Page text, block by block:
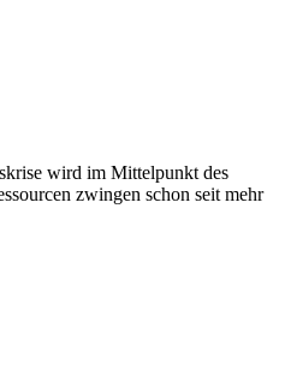
wird im Mittelpunkt des
zwingen schon seit mehr